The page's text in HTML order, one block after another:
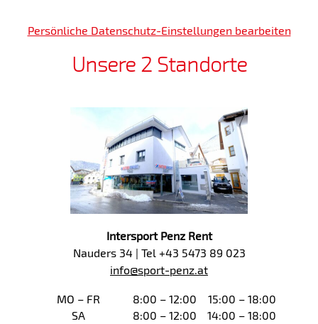
Unsere 2 Standorte
Intersport Penz Rent
Nauders 34 | Tel +43 5473 89 023
info@sport-penz.at
MO – FR 8:00 – 12:00
15:00 – 18:00
SA
8:00 – 12:00
14:00 – 18:00
Persönliche Datenschutz-Einstellungen bearbeiten